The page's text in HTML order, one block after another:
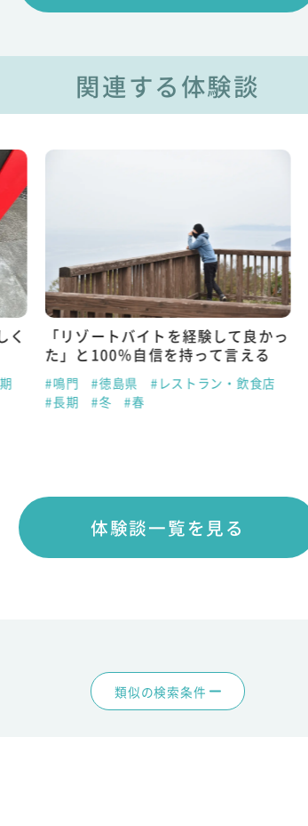
関連する体験談
く
「リゾートバイトを経験して良かっ
た」と100％自信を持って言える
#鳴門 #徳島県
#レストラン・飲食店
#長期
#冬 #春
体験談一覧を見る
類似の検索条件